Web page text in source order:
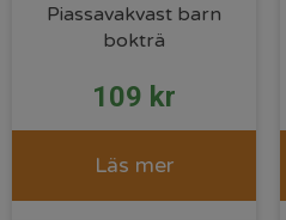
Piassavakvast barn
bokträ
109 kr
Läs mer